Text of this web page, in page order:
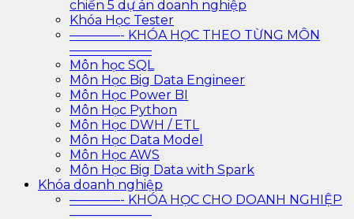
chiến 5 dự án doanh nghiệp
Khóa Học Tester
————- KHÓA HỌC THEO TỪNG MÔN
——————–
Môn học SQL
Môn Học Big Data Engineer
Môn Học Power BI
Môn Học Python
Môn Học DWH / ETL
Môn Học Data Model
Môn Học AWS
Môn Học Big Data with Spark
Khóa doanh nghiệp
————- KHÓA HỌC CHO DOANH NGHIỆP
——————–